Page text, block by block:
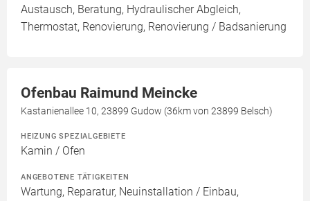
Austausch, Beratung, Hydraulischer Abgleich,
Thermostat, Renovierung, Renovierung / Badsanierung
Ofenbau Raimund Meincke
Kastanienallee 10, 23899 Gudow (36km von 23899 Belsch)
HEIZUNG SPEZIALGEBIETE
Kamin / Ofen
ANGEBOTENE TÄTIGKEITEN
Wartung, Reparatur, Neuinstallation / Einbau,